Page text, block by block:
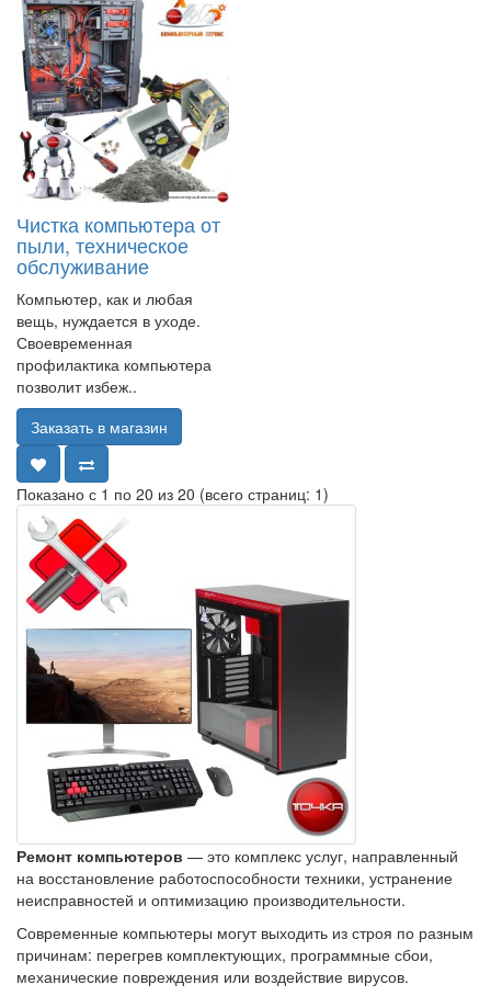
Чистка компьютера от
пыли, техническое
обслуживание
Компьютер, как и любая
вещь, нуждается в уходе.
Своевременная
профилактика компьютера
позволит избеж..
Заказать в магазин
Показано с 1 по 20 из 20 (всего страниц: 1)
Ремонт компьютеров — это комплекс услуг, направленный
на восстановление работоспособности техники, устранение
неисправностей и оптимизацию производительности.
Современные компьютеры могут выходить из строя по разным
причинам: перегрев комплектующих, программные сбои,
механические повреждения или воздействие вирусов.